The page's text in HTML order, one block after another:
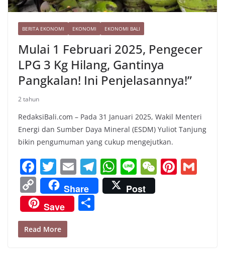
BERITA EKONOMI EKONOMI EKONOMI BALI
Mulai 1 Februari 2025, Pengecer
LPG 3 Kg Hilang, Gantinya
Pangkalan! Ini Penjelasannya!”
2 tahun
RedaksiBali.com – Pada 31 Januari 2025, Wakil Menteri
Energi dan Sumber Daya Mineral (ESDM) Yuliot Tanjung
bikin pengumuman yang cukup mengejutkan.
F
a
c
e
b
T
w
itt
er
E
m
ai
l
T
el
e
W
h
at
Li
n
e
W Pi
C
o
p
y
Share
Post
Save
Read More